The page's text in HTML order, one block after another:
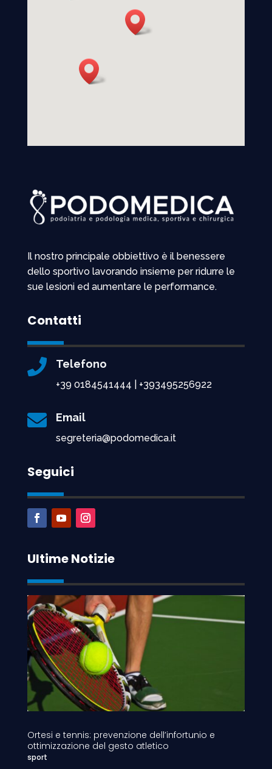
Il nostro principale obbiettivo è il benessere
dello sportivo lavorando insieme per ridurre le
sue lesioni ed aumentare le performance.
Contatti
 Telefono
+39 0184541444 | +393495256922
 Email
segreteria@podomedica.it
Seguici
Ultime Notizie
Ortesi e tennis: prevenzione dell’infortunio e
ottimizzazione del gesto atletico
sport